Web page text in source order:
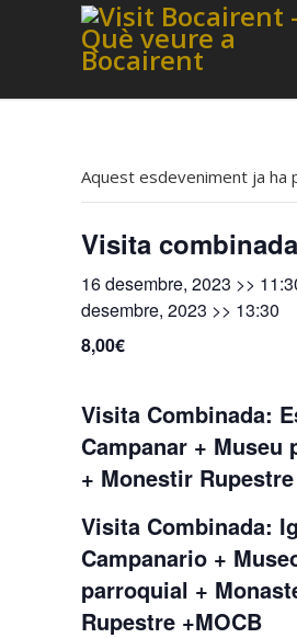
Aquest esdeveniment ja ha
Visita combinada
16 desembre, 2023 >>
desembre, 2023 >> 13:30
8,00€
Visita Combinada:
Campanar + Museu
+ Monestir
Visita Combinada:
Campanario +
parroquial +
Rupestre +MOCB